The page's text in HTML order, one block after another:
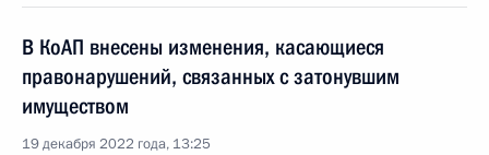
В КоАП внесены изменения, касающиеся
правонарушений, связанных с затонувшим
имуществом
19 декабря 2022 года, 13:25